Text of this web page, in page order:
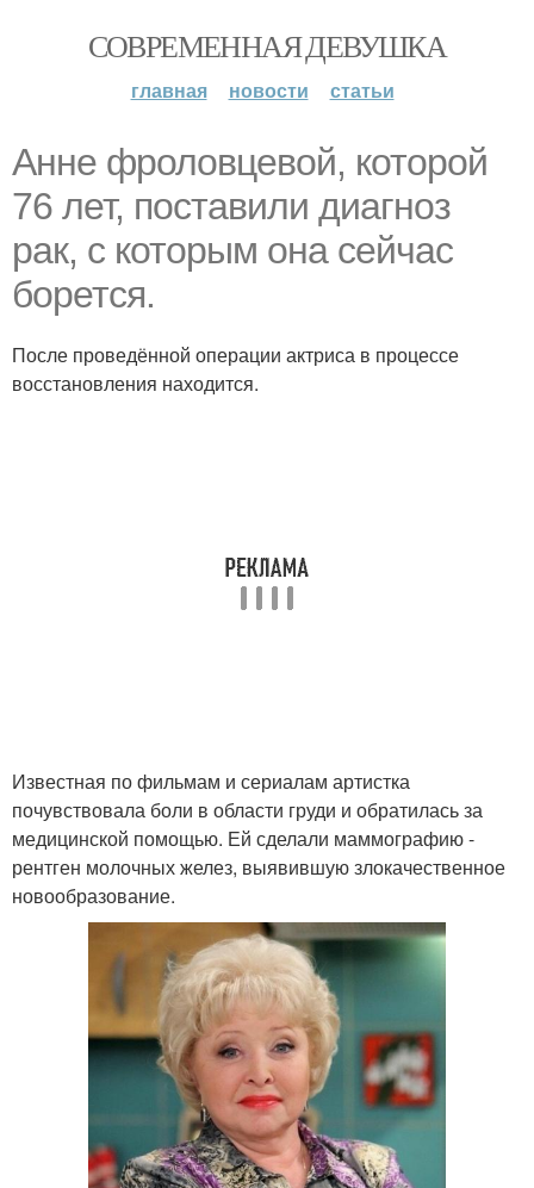
СОВРЕМЕННАЯ ДЕВУШКА
главная новости статьи
Анне фроловцевой, которой
76 лет, поставили диагноз
рак, с которым она сейчас
борется.
После проведённой операции актриса в процессе
восстановления находится.
Известная по фильмам и сериалам артистка
почувствовала боли в области груди и обратилась за
медицинской помощью. Ей сделали маммографию -
рентген молочных желез, выявившую злокачественное
новообразование.